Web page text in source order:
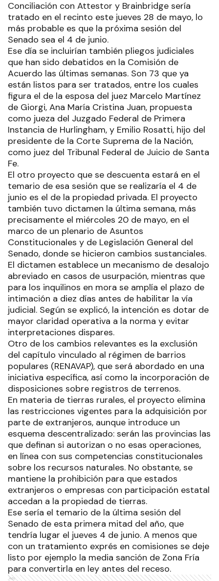
Conciliación con Attestor y Brainbridge sería
tratado en el recinto este jueves 28 de mayo, lo
más probable es que la próxima sesión del
Senado sea el 4 de junio.
Ese día se incluirían también pliegos judiciales
que han sido debatidos en la Comisión de
Acuerdo las últimas semanas. Son 73 que ya
están listos para ser tratados, entre los cuales
figura el de la esposa del juez Marcelo Martínez
de Giorgi, Ana María Cristina Juan, propuesta
como jueza del Juzgado Federal de Primera
Instancia de Hurlingham, y Emilio Rosatti, hijo del
presidente de la Corte Suprema de la Nación,
como juez del Tribunal Federal de Juicio de Santa
Fe.
El otro proyecto que se descuenta estará en el
temario de esa sesión que se realizaría el 4 de
junio es el de la propiedad privada. El proyecto
también tuvo dictamen la última semana, más
precisamente el miércoles 20 de mayo, en el
marco de un plenario de Asuntos
Constitucionales y de Legislación General del
Senado, donde se hicieron cambios sustanciales.
El dictamen establece un mecanismo de desalojo
abreviado en casos de usurpación, mientras que
para los inquilinos en mora se amplía el plazo de
intimación a diez días antes de habilitar la vía
judicial. Según se explicó, la intención es dotar de
mayor claridad operativa a la norma y evitar
interpretaciones dispares.
Otro de los cambios relevantes es la exclusión
del capítulo vinculado al régimen de barrios
populares (RENAVAP), que será abordado en una
iniciativa específica, así como la incorporación de
disposiciones sobre registros de terrenos.
En materia de tierras rurales, el proyecto elimina
las restricciones vigentes para la adquisición por
parte de extranjeros, aunque introduce un
esquema descentralizado: serán las provincias las
que definan si autorizan o no esas operaciones,
en línea con sus competencias constitucionales
sobre los recursos naturales. No obstante, se
mantiene la prohibición para que estados
extranjeros o empresas con participación estatal
accedan a la propiedad de tierras.
Ese sería el temario de la última sesión del
Senado de esta primera mitad del año, que
tendría lugar el jueves 4 de junio. A menos que
con un tratamiento exprés en comisiones se deje
listo por ejemplo la media sanción de Zona Fría
para convertirla en ley antes del receso.
Ads